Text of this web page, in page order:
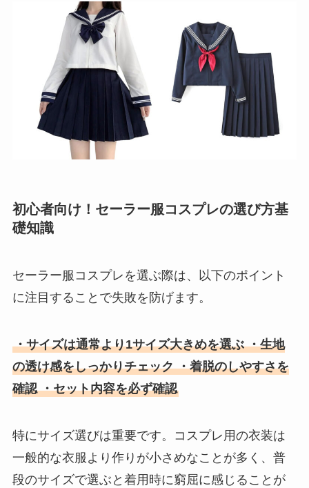
初心者向け！セーラー服コスプレの選び方基
礎知識
セーラー服コスプレを選ぶ際は、以下のポイント
に注目することで失敗を防げます。
・サイズは通常より1サイズ大きめを選ぶ ・生地
の透け感をしっかりチェック ・着脱のしやすさを
確認 ・セット内容を必ず確認
特にサイズ選びは重要です。コスプレ用の衣装は
一般的な衣服より作りが小さめなことが多く、普
段のサイズで選ぶと着用時に窮屈に感じることが